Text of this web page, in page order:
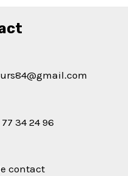
34 24 96
contact